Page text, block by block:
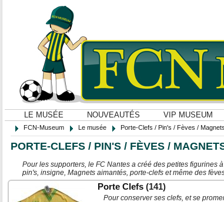
LE MUSÉE NOUVEAUTÉS VIP MUSEUM
FCN-Museum Le musée Porte-Clefs / Pin's / Fèves / Magnets
PORTE-CLEFS / PIN'S / FÈVES /
Pour les supporters, le FC Nantes a créé des petites figurines
pin's, insigne, Magnets aimantés, porte-clefs et même des
Porte Clefs (141)
Pour conserver ses clefs, et se